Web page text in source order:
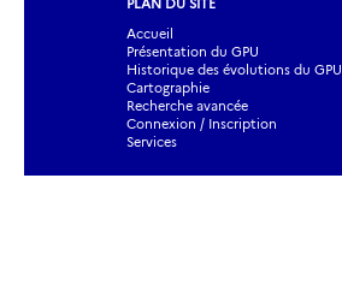
PLAN DU SITE
Accueil
Présentation du GPU
Historique des évolutions du GPU
Cartographie
Recherche avancée
Connexion / Inscription
Services